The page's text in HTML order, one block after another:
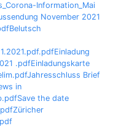
Information_Mai
November 2021
Belutsch
Einladung
.pdfEinladungskarte
Jahresschluss Brief
in
Save the date
Züricher